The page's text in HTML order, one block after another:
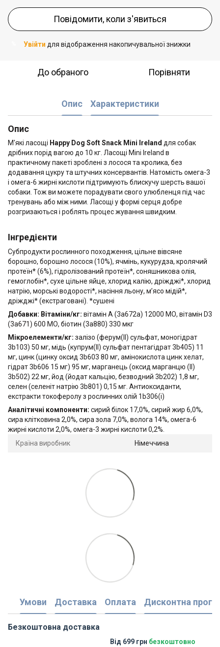
Повідомити, коли з'явиться
Увійти для відображення накопичувальної знижки
До обраного Порівняти
Опис Характеристики
Опис
М'які ласощі Happy Dog Soft Snack Mini Ireland для собак
дрібних порід вагою до 10 кг. Ласощі Mini Ireland в
практичному пакеті зроблені з лосося та кролика, без
додавання цукру та штучних консервантів. Натомість омега-3
і омега-6 жирні кислоти підтримують блискучу шерсть вашої
собаки. Тож ви можете порадувати свого улюбленця під час
тренувань або між ними. Ласощі у формі серця добре
розгризаються і роблять процес жування швидким.
Інгредієнти
Субпродукти рослинного походження, цільне вівсяне
борошно, борошно лосося (10%), ячмінь, кукурудза, кролячий
протеїн* (6%), гідролізований протеїн*, соняшникова олія,
гемоглобін*, сухе цільне яйце, хлорид калію, дріжджі*, хлорид
натрію, морські водорості*, насіння льону, м’ясо мідій*,
дріжджі* (екстраговані). *сушені
Добавки: Вітаміни/кг: вітамін А (3a672a) 12000 МО, вітамін D3
(3a671) 600 МО, біотин (3a880) 330 мкг
Мікроелементи/кг: залізо (ферум(II) сульфат, моногідрат
3b103) 50 мг, мідь (купрум(II) сульфат пентагідрат 3b405) 11
мг, цинк (цинку оксид 3b603 80 мг, амінокислота цинк хелат,
гідрат 3b606 15 мг) 95 мг, марганець (оксид марганцю (II)
3b502) 22 мг, йод (йодат кальцію, безводний 3b202) 1,8 мг,
селен (селеніт натрію 3b801) 0,15 мг. Антиоксиданти,
екстракти токоферолу з рослинних олій 1b306(i)
Аналітичні компоненти: сирий білок 17,0%, сирий жир 6,0%,
сира клітковина 2,0%, сира зола 7,0%, волога 14%, омега-6
жирні кислоти 2,0%, омега-3 жирні кислоти 0,2%.
Країна виробник
Німеччина
Умови Доставка Оплата Дисконтна
Безкоштовна доставка
Від 699 грн безкоштовно